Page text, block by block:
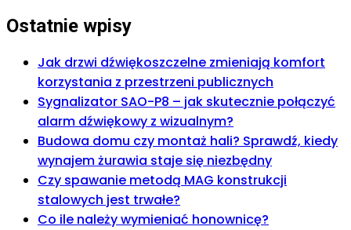
Ostatnie wpisy
Jak drzwi dźwiękoszczelne zmieniają komfort
korzystania z przestrzeni publicznych
Sygnalizator SAO-P8 – jak skutecznie połączyć
alarm dźwiękowy z wizualnym?
Budowa domu czy montaż hali? Sprawdź, kiedy
wynajem żurawia staje się niezbędny
Czy spawanie metodą MAG konstrukcji
stalowych jest trwałe?
Co ile należy wymieniać honownicę?